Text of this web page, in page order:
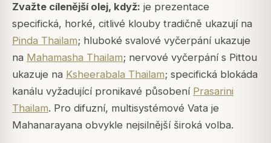
Zvažte cílenější olej, když: je prezentace
specifická, horké, citlivé klouby tradičně ukazují na
Pinda Thailam; hluboké svalové vyčerpání ukazuje
na Mahamasha Thailam; nervové vyčerpání s Pittou
ukazuje na Ksheerabala Thailam; specifická blokáda
kanálu vyžadující pronikavé působení Prasarini
Thailam. Pro difuzní, multisystémové Vata je
Mahanarayana obvykle nejsilnější široká volba.